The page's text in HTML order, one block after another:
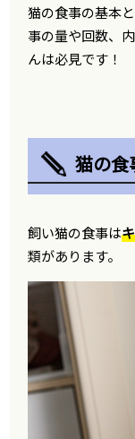
猫の食事の基本
事の量や回数、
んは必見です！
猫の食
飼い猫の食事は
類があります。